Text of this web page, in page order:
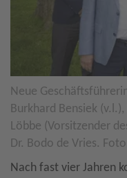
Neue
Burkhard Bensiek
Löbbe (Vorsitzender
Dr. Bodo de Vries.
Nach fast vier Jahren